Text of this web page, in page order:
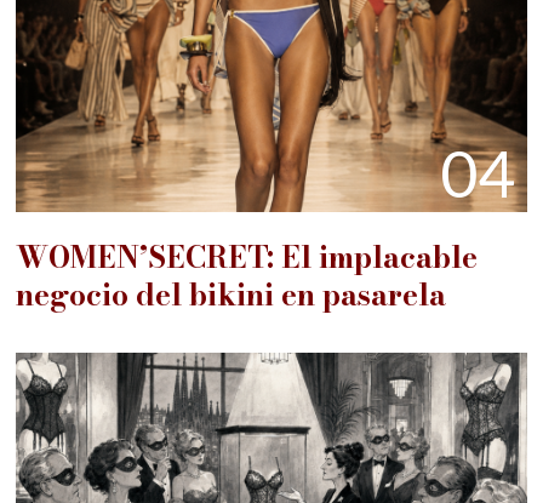
04
WOMEN’SECRET: El implacable
negocio del bikini en pasarela